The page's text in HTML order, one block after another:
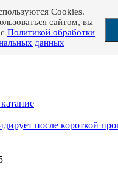
Cookies.
сайтом, вы
Политикой обработки
данных
после короткой